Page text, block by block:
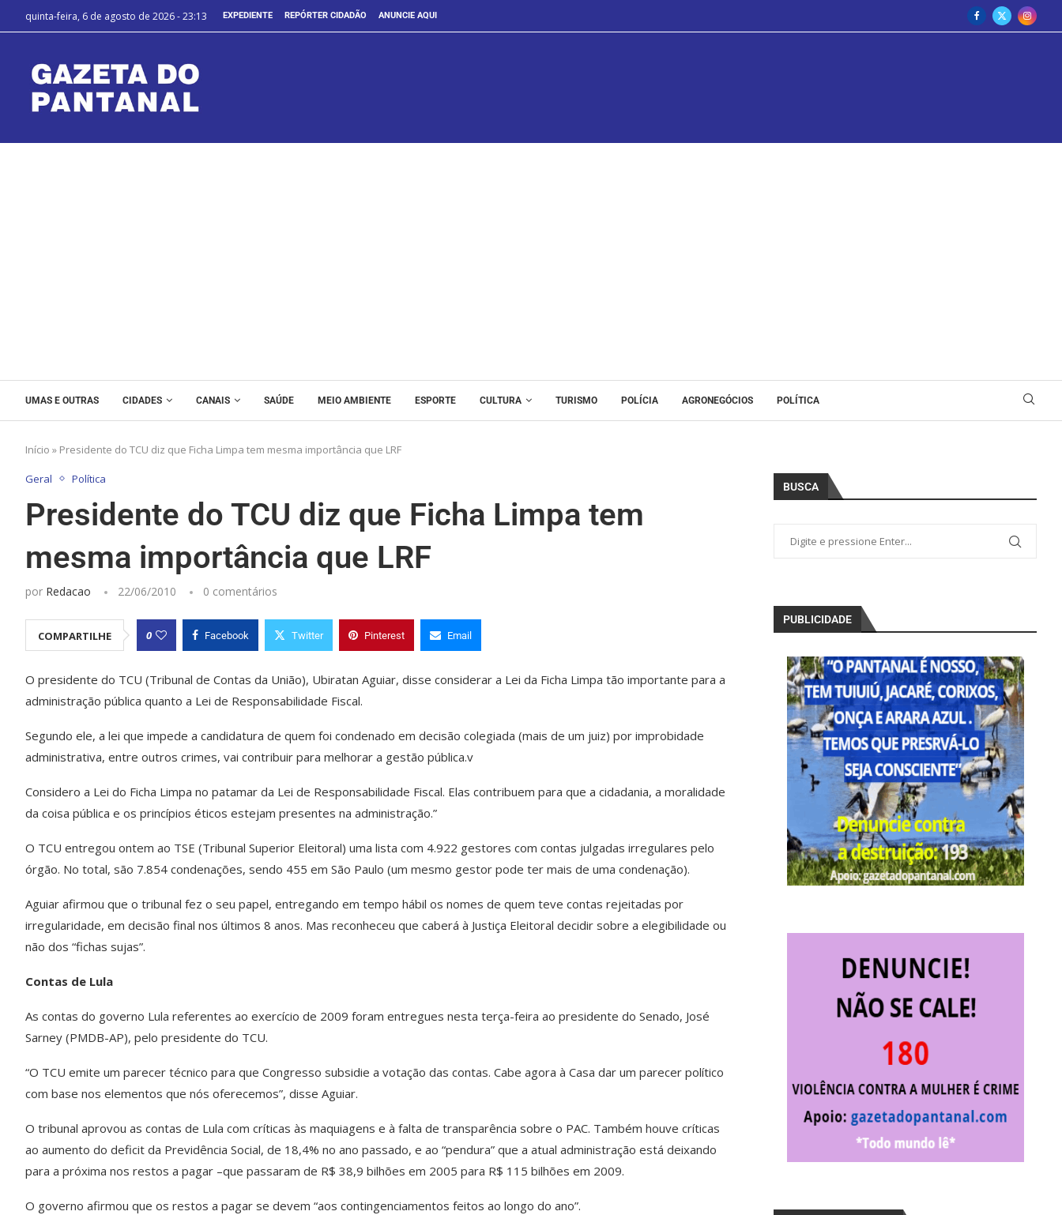
quinta-feira, 6 de agosto de 2026 - 23:13 EXPEDIENTE REPÓRTER CIDADÃO ANUNCIE AQUI
UMAS E OUTRAS CIDADES CANAIS SAÚDE MEIO AMBIENTE ESPORTE CULTURA TURISMO POLÍCIA AGRONEGÓCIOS POLÍTICA
Início » Presidente do TCU diz que Ficha Limpa tem mesma importância que LRF
Geral Política
Presidente do TCU diz que Ficha Limpa tem
mesma importância que LRF
por Redacao 22/06/2010 0 comentários
COMPARTILHE 0 Facebook Twitter Pinterest Email
O presidente do TCU (Tribunal de Contas da União), Ubiratan Aguiar, disse considerar a Lei da Ficha Limpa tão importante para a
administração pública quanto a Lei de Responsabilidade Fiscal.
Segundo ele, a lei que impede a candidatura de quem foi condenado em decisão colegiada (mais de um juiz) por improbidade
administrativa, entre outros crimes, vai contribuir para melhorar a gestão pública.v
Considero a Lei do Ficha Limpa no patamar da Lei de Responsabilidade Fiscal. Elas contribuem para que a cidadania, a moralidade
da coisa pública e os princípios éticos estejam presentes na administração.”
O TCU entregou ontem ao TSE (Tribunal Superior Eleitoral) uma lista com 4.922 gestores com contas julgadas irregulares pelo
órgão. No total, são 7.854 condenações, sendo 455 em São Paulo (um mesmo gestor pode ter mais de uma condenação).
Aguiar afirmou que o tribunal fez o seu papel, entregando em tempo hábil os nomes de quem teve contas rejeitadas por
irregularidade, em decisão final nos últimos 8 anos. Mas reconheceu que caberá à Justiça Eleitoral decidir sobre a elegibilidade ou
não dos “fichas sujas”.
Contas de Lula
As contas do governo Lula referentes ao exercício de 2009 foram entregues nesta terça-feira ao presidente do Senado, José
Sarney (PMDB-AP), pelo presidente do TCU.
“O TCU emite um parecer técnico para que Congresso subsidie a votação das contas. Cabe agora à Casa dar um parecer político
com base nos elementos que nós oferecemos”, disse Aguiar.
O tribunal aprovou as contas de Lula com críticas às maquiagens e à falta de transparência sobre o PAC. Também houve críticas
ao aumento do deficit da Previdência Social, de 18,4% no ano passado, e ao “pendura” que a atual administração está deixando
para a próxima nos restos a pagar –que passaram de R$ 38,9 bilhões em 2005 para R$ 115 bilhões em 2009.
O governo afirmou que os restos a pagar se devem “aos contingenciamentos feitos ao longo do ano”.
BUSCA
PUBLICIDADE